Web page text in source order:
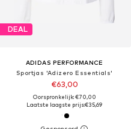
DEAL
ADIDAS PERFORMANCE
Sportjas 'Adizero Essentials'
€63,00
Oorspronkelijk: €70,00
Laatste laagste prijs:€35,69